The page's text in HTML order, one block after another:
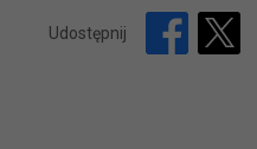
Udostępnij